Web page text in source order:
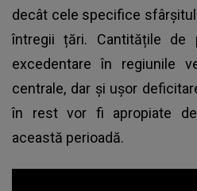
decât cele specifice
întregii țări. Cantitățile de
excedentare în regiunile
centrale, dar și ușor
în rest vor fi apropiate
această perioadă.